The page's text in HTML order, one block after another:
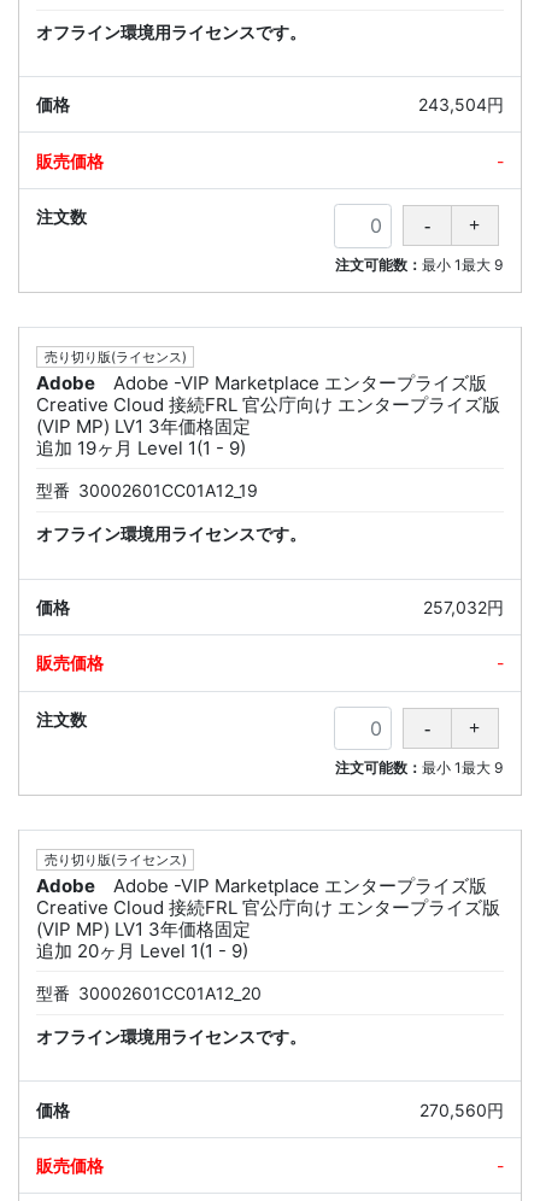
オフライン環境用ライセンスです。
243,504円
-
注文可能数：最小 1最大 9
売り切り版(ライセンス)
Adobe
Adobe -VIP Marketplace エンタープライズ版
Creative Cloud 接続FRL 官公庁向け エンタープライズ版
(VIP MP) LV1 3年価格固定
追加 19ヶ月 Level 1(1 - 9)
型番 30002601CC01A12_19
オフライン環境用ライセンスです。
257,032円
-
注文可能数：最小 1最大 9
売り切り版(ライセンス)
Adobe
Adobe -VIP Marketplace エンタープライズ版
Creative Cloud 接続FRL 官公庁向け エンタープライズ版
(VIP MP) LV1 3年価格固定
追加 20ヶ月 Level 1(1 - 9)
型番 30002601CC01A12_20
オフライン環境用ライセンスです。
270,560円
-